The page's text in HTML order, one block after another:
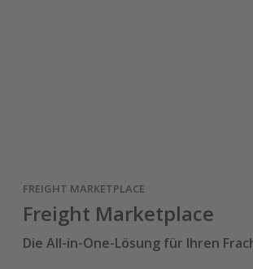
FREIGHT MARKETPLACE
Freight Marketplace
Die All-in-One-Lösung für Ihren